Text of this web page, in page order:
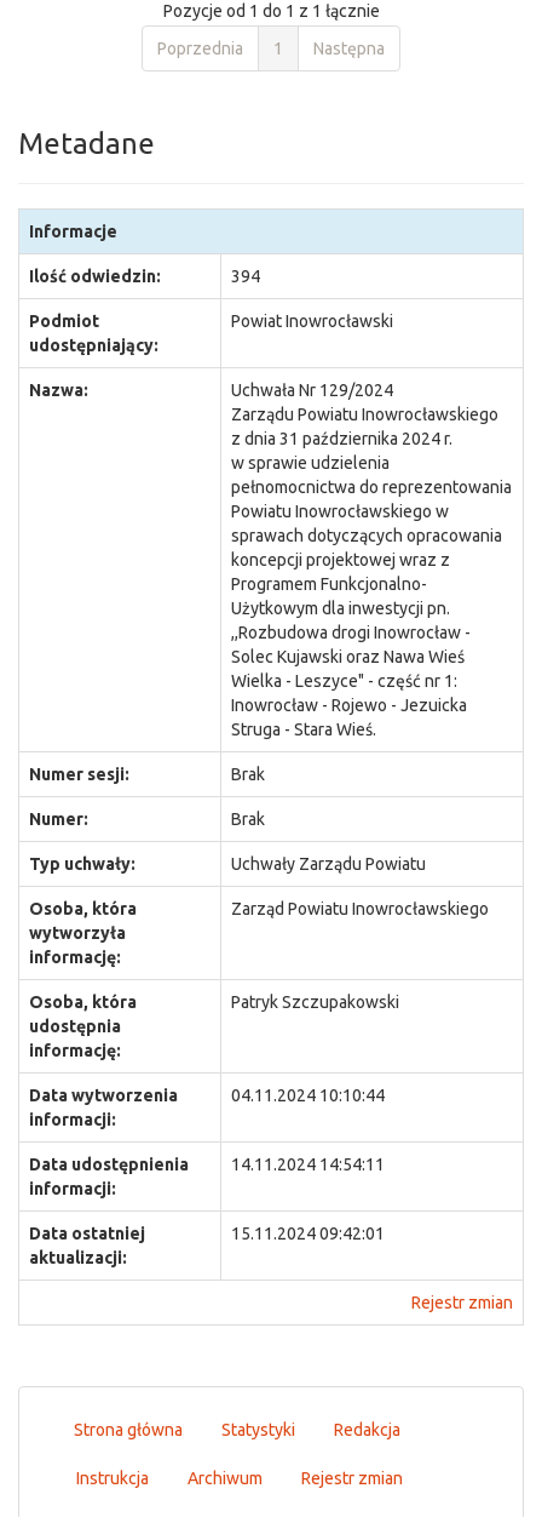
Pozycje od 1 do 1 z 1 łącznie
Poprzednia
1 Następna
Metadane
Informacje
Ilość odwiedzin: 394
Podmiot
udostępniający:
Powiat Inowrocławski
Nazwa:
Uchwała Nr 129/2024
Zarządu Powiatu Inowrocławskiego
z dnia 31 października 2024 r.
w sprawie udzielenia
pełnomocnictwa do reprezentowania
Powiatu Inowrocławskiego w
sprawach dotyczących opracowania
koncepcji projektowej wraz z
Programem Funkcjonalno-
Użytkowym dla inwestycji pn.
,,Rozbudowa drogi Inowrocław -
Solec Kujawski oraz Nawa Wieś
Wielka - Leszyce" - część nr 1:
Inowrocław - Rojewo - Jezuicka
Struga - Stara Wieś.
Numer sesji: Brak
Numer: Brak
Typ uchwały: Uchwały Zarządu Powiatu
Osoba, która
wytworzyła
informację:
Zarząd Powiatu Inowrocławskiego
Osoba, która
udostępnia
informację:
Patryk Szczupakowski
Data wytworzenia
informacji:
04.11.2024 10:10:44
Data udostępnienia
informacji:
14.11.2024 14:54:11
Data ostatniej
aktualizacji:
15.11.2024 09:42:01
Rejestr zmian
Strona główna Statystyki Redakcja
Instrukcja Archiwum Rejestr zmian